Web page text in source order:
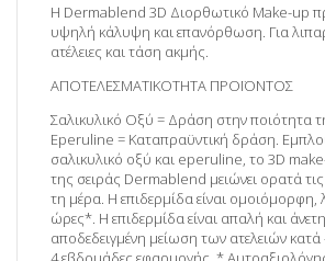
Η Dermablend 3D Διορθωτικό Make-up
υψηλή κάλυψη και επανόρθωση. Για
ατέλειες και τάση ακμής.
ΑΠΟΤΕΛΕΣΜΑΤΙΚΟΤΗΤΑ ΠΡΟΪΟΝΤΟΣ
Σαλικυλικό Οξύ = Δράση στην ποιότητα
Eperuline = Καταπραϋντική δράση.
σαλικυλικό οξύ και eperuline, το 3D
της σειράς Dermablend μειώνει ορατά τις
τη μέρα. Η επιδερμίδα είναι ομοιόμορφη,
ώρες*. Η επιδερμίδα είναι απαλή και
αποδεδειγμένη μείωση των ατελειών